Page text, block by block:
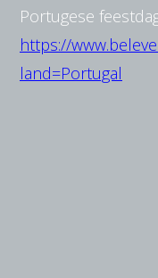
Portugese
https://
land=Portugal